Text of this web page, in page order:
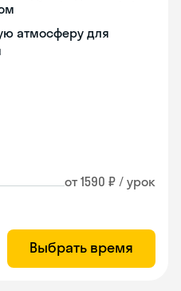
атмосферу для
от 1590 ₽ / урок
Выбрать время